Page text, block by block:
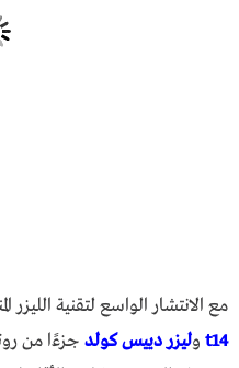
مع الانتشار الواسع لتقنية
t14 وليزر دييس كولد جزءًا من